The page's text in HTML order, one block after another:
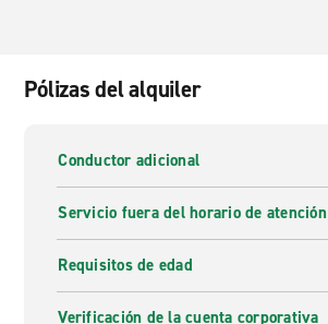
Pólizas del alquiler
Conductor adicional
Servicio fuera del horario de atención
Requisitos de edad
Verificación de la cuenta corporativa